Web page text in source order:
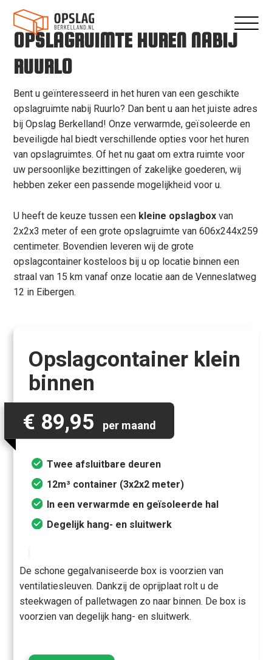
OPSLAGRUIMTE HUREN NABIJ
RUURLO
Bent u geïnteresseerd in het huren van een geschikte
opslagruimte nabij Ruurlo? Dan bent u aan het juiste adres
bij Opslag Berkelland! Onze verwarmde, geïsoleerde en
beveiligde hal biedt verschillende opties voor het huren
van opslagruimtes. Of het nu gaat om extra ruimte voor
uw persoonlijke bezittingen of zakelijke goederen, wij
hebben zeker een passende mogelijkheid voor u.
U heeft de keuze tussen een kleine opslagbox van
2x2x3 meter of een grote opslagruimte van 606x244x259
centimeter. Bovendien leveren wij de grote
opslagcontainer kosteloos bij u op locatie binnen een
straal van 15 km vanaf onze locatie aan de Venneslatweg
12 in Eibergen.
Opslagcontainer klein
binnen
€ 89,95 per maand
Twee afsluitbare deuren
12m³ container (3x2x2 meter)
In een verwarmde en geïsoleerde hal
Degelijk hang- en sluitwerk
De schone gegalvaniseerde box is voorzien van
ventilatiesleuven. Dankzij de oprijplaat rolt u de
steekwagen of palletwagen zo naar binnen. De box is
voorzien van degelijk hang- en sluitwerk.